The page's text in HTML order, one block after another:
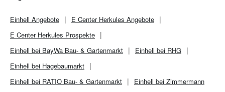
Einhell Angebote E Center Herkules Angebote
E Center Herkules Prospekte
Einhell bei BayWa Bau- & Gartenmarkt
Einhell bei RHG
Einhell bei Hagebaumarkt
Einhell bei RATIO Bau- & Gartenmarkt
Einhell bei Zimmermann